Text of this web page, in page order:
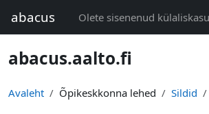
abacus Olete sisenenud
abacus.aalto.fi
Avaleht Õpikeskkonna lehed Sildid